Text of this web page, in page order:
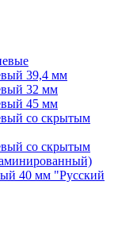
39,4 мм
32 мм
45 мм
со скрытым
со скрытым
40 мм "Русский